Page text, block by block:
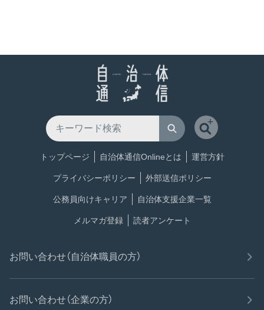
トップページ 自治体通信Onlineとは 運営方針
プライバシーポリシー 外部送信ポリシー
公務員向けキャリア 自治体支援企業一覧
メルマガ登録 読者アンケート
お問い合わせ（自治体職員の方）
お問い合わせ（企業の方）